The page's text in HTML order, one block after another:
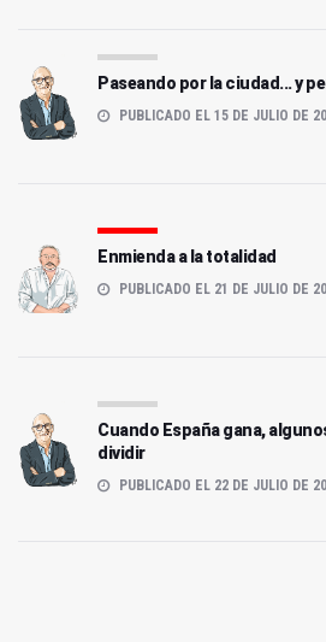
Paseando por la ciudad... y
PUBLICADO EL 15 DE JULIO DE
Enmienda a la totalidad
PUBLICADO EL 21 DE JULIO DE
Cuando España gana,
dividir
PUBLICADO EL 22 DE JULIO DE